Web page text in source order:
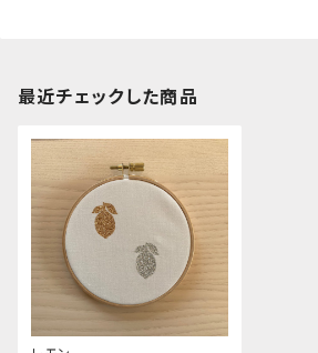
最近チェックした商品